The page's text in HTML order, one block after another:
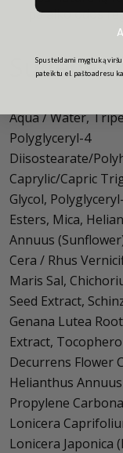
palaiko odos
Aqua / Water,
Polyglyceryl-4
Diisostearate/
Caprylic/Capric
Glycol,
Esters, Mica,
Annuus
Cera / Rhus
Maris Sal,
Seed Extract,
Genana Lutea
Extract,
Decurrens Flower
Helianthus
Propylene
Lonicera
Lonicera Japonica
Spusteldami mygtuką
pateiktu el. pašto adresu